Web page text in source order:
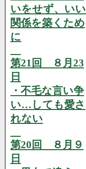
いをせず、いい
関係を築くため
に
第21回 ８月23
日
・不毛な言い争
い…しても愛さ
れない
第20回 ８月９
日